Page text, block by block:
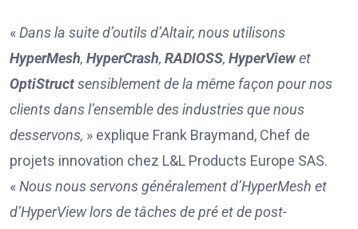
«Dans la suite d’outils d’Altair, nous utilisons
HyperMesh, HyperCrash, RADIOSS, HyperViewet
OptiStructsensiblement de la même façon pour nos
clients dans l’ensemble des industries que nous
desservons, » explique Frank Braymand, Chef de
projets innovation chez L&L Products Europe SAS.
«Nous nous servons généralement d’HyperMesh et
d’HyperView lors de tâches de pré et de post-